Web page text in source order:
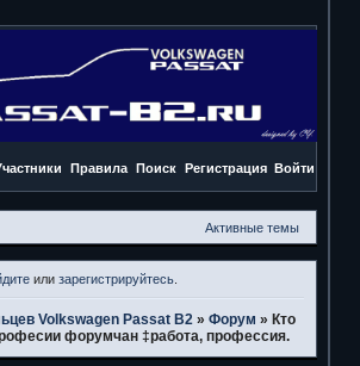
Правила Поиск Регистрация Войти
Активные темы
илизарегистрируйтесь
Volkswagen Passat B2 » Форум » Кто
форумчан ‡работа, профессия.